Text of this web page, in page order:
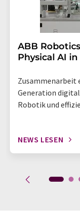
​​​​​​​ABB
Physical AI
Zusammenarbeit
Generation
Robotik und
NEWS LESEN